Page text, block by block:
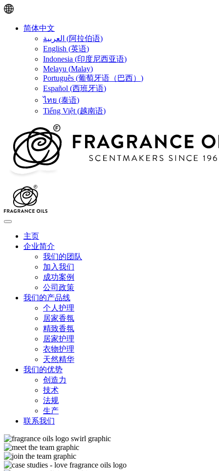
简体中文
العربية (阿拉伯语)
English (英语)
Indonesia (印度尼西亚语)
Melayu (Malay)
Português (葡萄牙语（巴西） )
Español (西班牙语)
ไทย (泰语)
Tiếng Việt (越南语)
主页
企业简介
我们的团队
加入我们
成功案例
公司政策
我们的产品线
个人护理
居家香氛
精致香氛
居家护理
衣物护理
天然精华
我们的优势
创造力
技术
法规
生产
联系我们